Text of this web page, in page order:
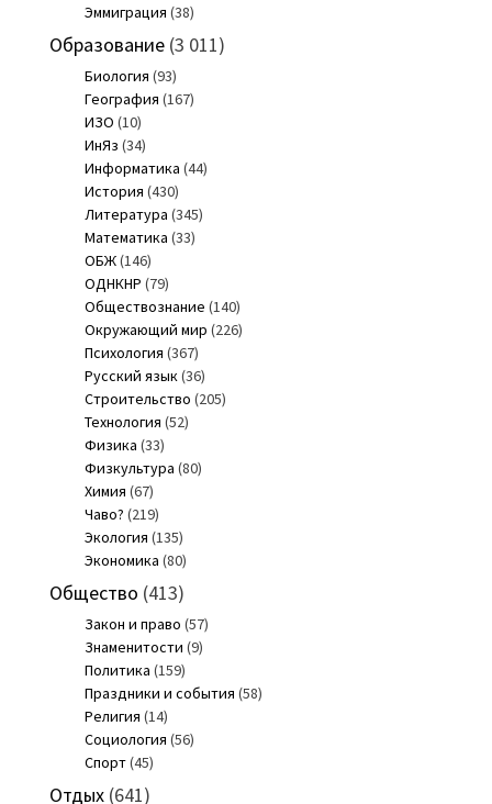
Эммиграция (38)
Образование(3 011)
Биология (93)
География (167)
ИЗО (10)
ИнЯз (34)
Информатика (44)
История (430)
Литература (345)
Математика (33)
ОБЖ(146)
ОДНКНР (79)
Обществознание (140)
Окружающий мир (226)
Психология (367)
Русский язык(36)
Строительство (205)
Технология (52)
Физика (33)
Физкультура (80)
Химия (67)
Чаво? (219)
Экология (135)
Экономика (80)
Общество (413)
Закон и право (57)
Знаменитости (9)
Политика (159)
Праздники и события (58)
Религия (14)
Социология (56)
Спорт(45)
Отдых(641)